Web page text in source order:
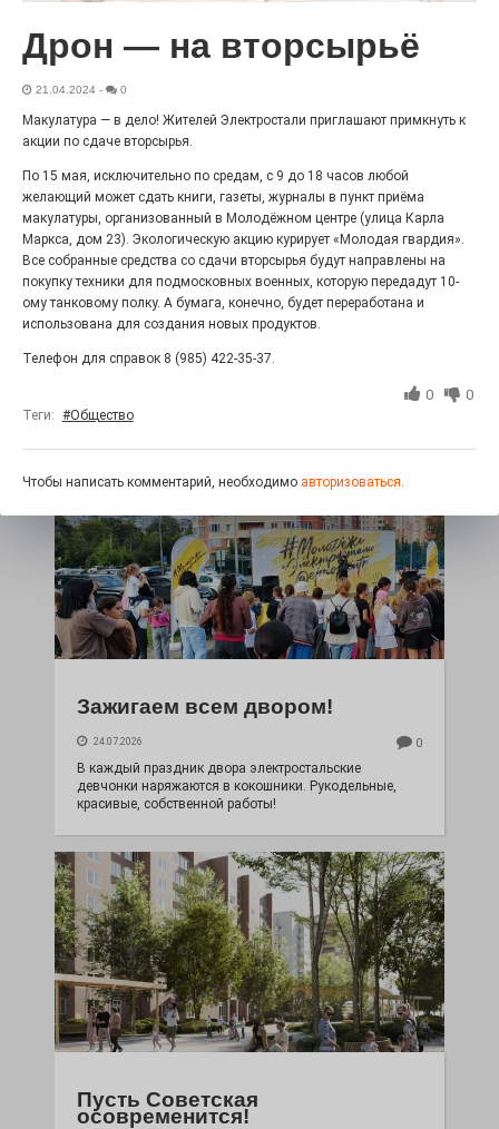
Железная воля к победе
Электростали ещё не было на плакатах болельщиков.
Вернее, теперь было!
Зажигаем всем двором!
24.07.2026 0
В каждый праздник двора электростальские
девчонки наряжаются в кокошники. Рукодельные,
красивые, собственной работы!
Пусть Советская
осовременится!
Дрон — на вторсырьё
21.04.2024 - 0
Макулатура — в дело! Жителей Электростали приглашают примкнуть к
акции по сдаче вторсырья.
По 15 мая, исключительно по средам, с 9 до 18 часов любой
желающий может сдать книги, газеты, журналы в пункт приёма
макулатуры, организованный в Молодёжном центре (улица Карла
Маркса, дом 23). Экологическую акцию курирует «Молодая гвардия».
Все собранные средства со сдачи вторсырья будут направлены на
покупку техники для подмосковных военных, которую передадут 10-
ому танковому полку. А бумага, конечно, будет переработана и
использована для создания новых продуктов.
Телефон для справок 8 (985) 422-35-37.
0 0
Теги: #Общество
Чтобы написать комментарий, необходимо авторизоваться.